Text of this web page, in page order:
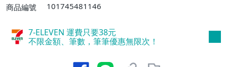
商品編號
101745481146
7-ELEVEN 運費只要38元
不限金額、筆數，筆筆優惠無限次！